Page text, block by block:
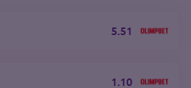
5.51
1.10